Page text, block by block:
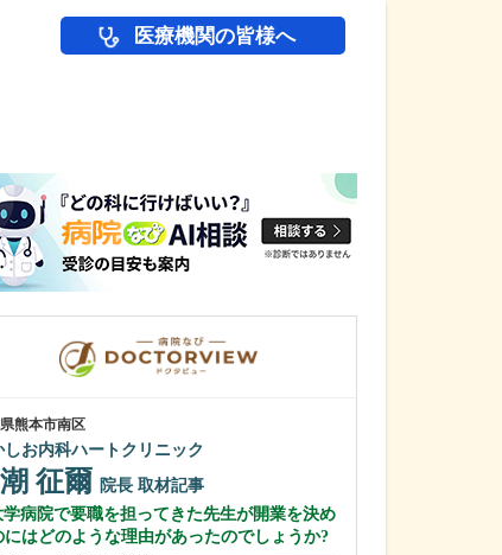
医療機関の皆様へ
熊本市南区
しお内科ハートクリニック
征爾 院長 取材記事
病院で要職を担ってきた先生が開業を決め
にはどのような理由があったのでしょうか?